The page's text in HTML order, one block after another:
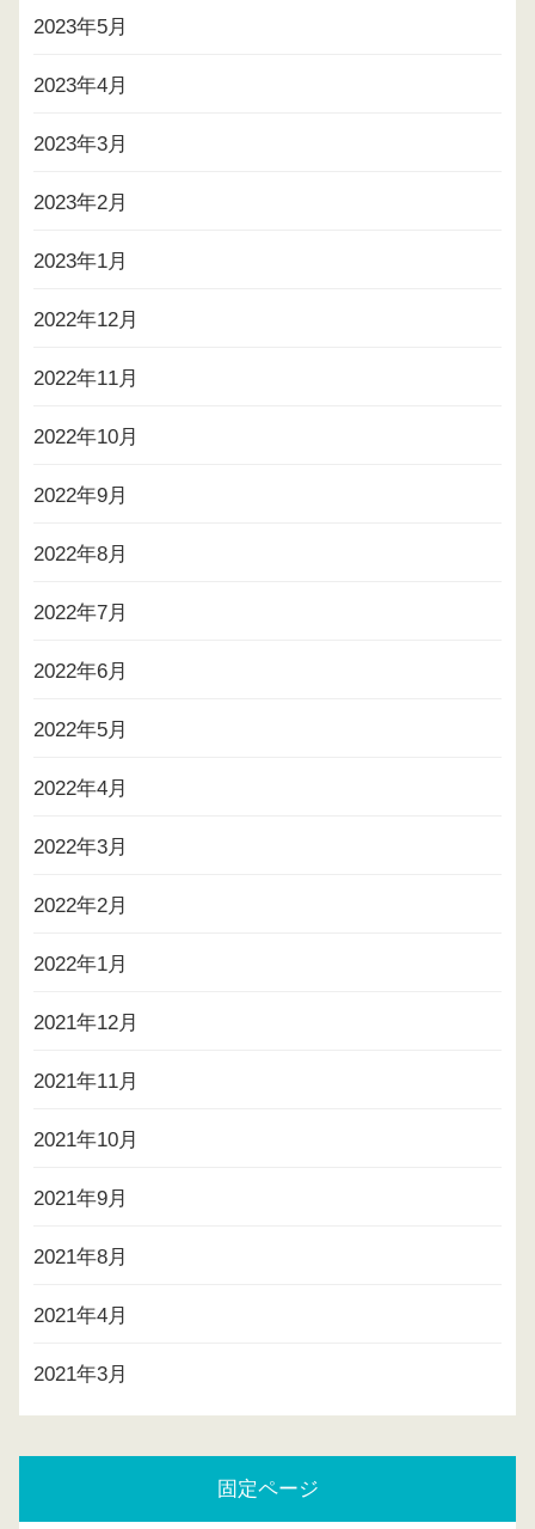
2023年5月
2023年4月
2023年3月
2023年2月
2023年1月
2022年12月
2022年11月
2022年10月
2022年9月
2022年8月
2022年7月
2022年6月
2022年5月
2022年4月
2022年3月
2022年2月
2022年1月
2021年12月
2021年11月
2021年10月
2021年9月
2021年8月
2021年4月
2021年3月
固定ページ